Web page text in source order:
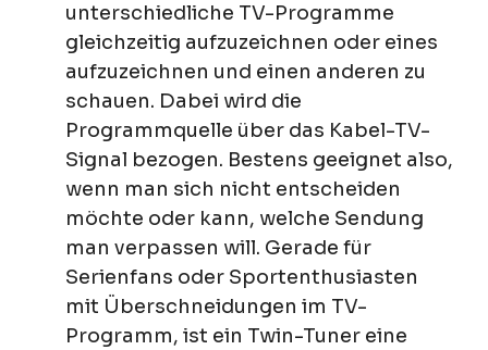
unterschiedliche TV-Programme
gleichzeitig aufzuzeichnen oder eines
aufzuzeichnen und einen anderen zu
schauen. Dabei wird die
Programmquelle über das Kabel-TV-
Signal bezogen. Bestens geeignet also,
wenn man sich nicht entscheiden
möchte oder kann, welche Sendung
man verpassen will. Gerade für
Serienfans oder Sportenthusiasten
mit Überschneidungen im TV-
Programm, ist ein Twin-Tuner eine